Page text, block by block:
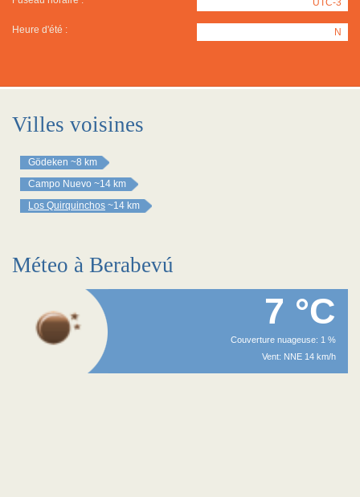
Heure d'été : N
Villes voisines
Gödeken ~8 km
Campo Nuevo ~14 km
Los Quirquinchos ~14 km
Méteo à Berabevú
7 °C
Couverture nuageuse: 1 %
Vent: NNE 14 km/h